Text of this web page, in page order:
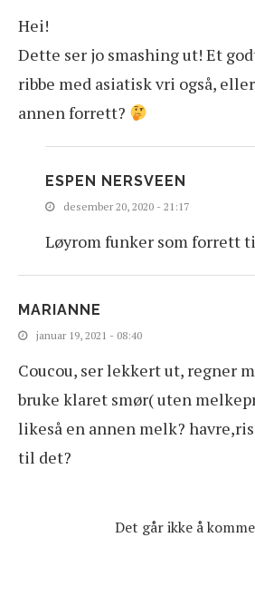
Hei!
Dette ser jo smashing ut! Et
ribbe med asiatisk vri også,
annen forrett?
ESPEN NERSVEEN
desember 20, 2020 - 21:17
Løyrom funker som forrett
MARIANNE
januar 19, 2021 - 08:40
Coucou, ser lekkert ut, regner
bruke klaret smør( uten
likeså en annen melk?
til det?
Det går ikke å